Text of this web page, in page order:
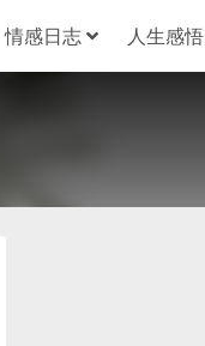
情感日志 人生感悟